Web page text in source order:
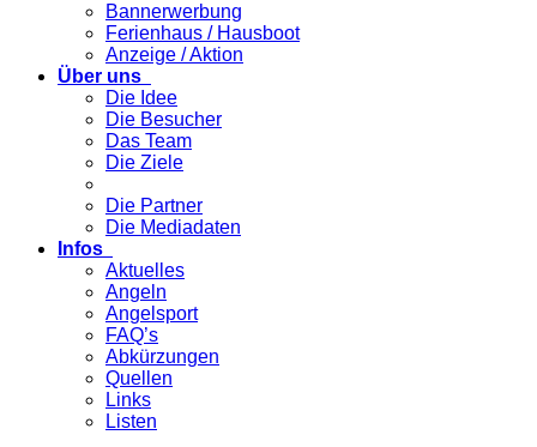
Bannerwerbung
Ferienhaus / Hausboot
Anzeige / Aktion
Über uns
Die Idee
Die Besucher
Das Team
Die Ziele
Die Partner
Die Mediadaten
Infos
Aktuelles
Angeln
Angelsport
FAQ’s
Abkürzungen
Quellen
Links
Listen